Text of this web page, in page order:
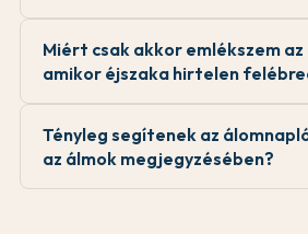
Miért csak akkor emlékszem
amikor éjszaka hirtelen
Tényleg segítenek az
az álmok megjegyzésében?